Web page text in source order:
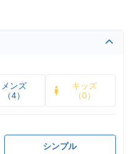
メンズ
（4）
キッズ
（0）
シンプル